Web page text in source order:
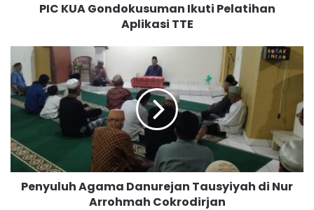
s
u
m
I
k
u
PIC KUA Gondokusuman Ikuti Pelatihan
Aplikasi TTE
e
n
y
u
h
A
Penyuluh Agama Danurejan Tausyiyah di Nur
Arrohmah Cokrodirjan